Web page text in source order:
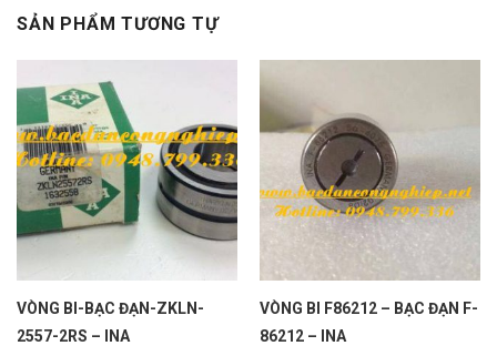
SẢN PHẨM TƯƠNG TỰ
VÒNG BI-BẠC ĐẠN-ZKLN-
2557-2RS – INA
VÒNG BI F86212 – BẠC ĐẠN F-
86212 – INA